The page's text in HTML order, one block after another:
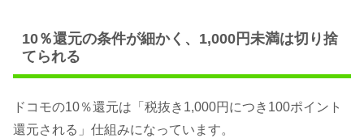
10％還元の条件が細かく、1,000円未満は切り捨
てられる
ドコモの10％還元は「税抜き1,000円につき100ポイント
還元される」仕組みになっています。